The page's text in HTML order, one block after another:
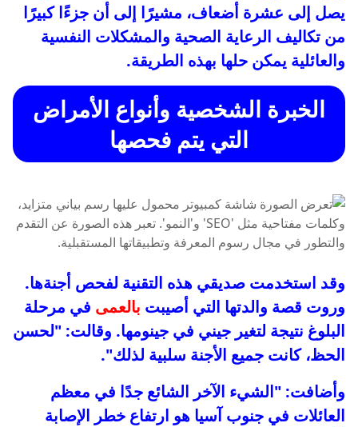
يصل إلى عشرة أضعاف، مشيرًا إلى أن جزءًا كبيرًا
من تكاليف الرعاية الصحية والمشكلات النفسية
والعائلية يمكن حلها بهذه الطريقة.
الخبرة الشخصية وأنواع الأمراض
التي يتم فحصها
وقد استخدمت صديقي هذه التقنية لفحص أجنةها.
وروت قصة والدتها التي أصيبت بالعمى في مرحلة
البلوغ نتيجة لتغير جيني في جينومها. وقالت: "لحسن
الحظ، كانت جميع الأجنة سلبية لذلك".
وأضافت: "الشيء الآخر الشائع جدًا في معظم
العائلات في جنوب آسيا هو ارتفاع خطر الإصابة